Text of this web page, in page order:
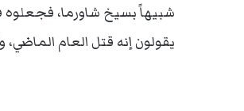
شبيهاً بسيخ شاورما، فجعلوه
يقولون إنه قتل العام